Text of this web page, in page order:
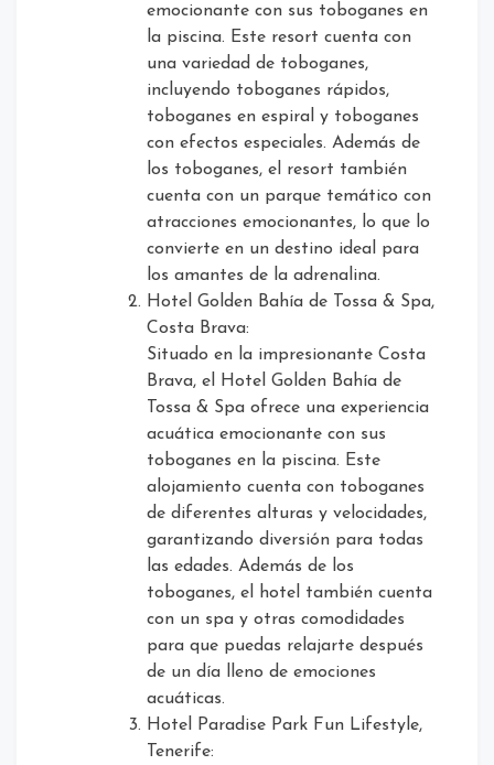
emocionante con sus toboganes en
la piscina. Este resort cuenta con
una variedad de toboganes,
incluyendo toboganes rápidos,
toboganes en espiral y toboganes
con efectos especiales. Además de
los toboganes, el resort también
cuenta con un parque temático con
atracciones emocionantes, lo que lo
convierte en un destino ideal para
los amantes de la adrenalina.
Hotel Golden Bahía de Tossa & Spa,
Costa Brava:
Situado en la impresionante Costa
Brava, el Hotel Golden Bahía de
Tossa & Spa ofrece una experiencia
acuática emocionante con sus
toboganes en la piscina. Este
alojamiento cuenta con toboganes
de diferentes alturas y velocidades,
garantizando diversión para todas
las edades. Además de los
toboganes, el hotel también cuenta
con un spa y otras comodidades
para que puedas relajarte después
de un día lleno de emociones
acuáticas.
Hotel Paradise Park Fun Lifestyle,
Tenerife: